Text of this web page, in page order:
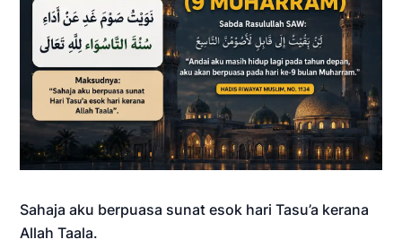
Sahaja aku berpuasa sunat esok hari Tasu’a kerana
Allah Taala.